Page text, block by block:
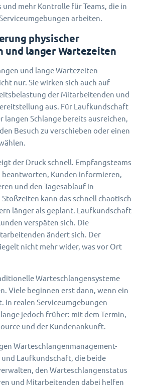
und mehr Kontrolle für Teams, die in
arbeiten.
physischer
und langer Wartezeiten
und lange Wartezeiten
nur. Sie wirken sich auch auf
der Mitarbeitenden und
aus. Für Laufkundschaft
langen Schlange bereits ausreichen,
Besuch zu verschieben oder einen
der Druck schnell. Empfangsteams
beantworten, Kunden informieren,
und den Tagesablauf in
kann das schnell chaotisch
länger als geplant. Laufkundschaft
verspäten sich. Die
ändert sich. Der
nicht mehr wider, was vor Ort
Warteschlangensysteme
Viele beginnen erst dann, wenn ein
In realen Serviceumgebungen
jedoch früher: mit dem Termin,
und der Kundenankunft.
Warteschlangenmanagement-
Laufkundschaft, die beide
den Warteschlangenstatus
und Mitarbeitenden dabei helfen